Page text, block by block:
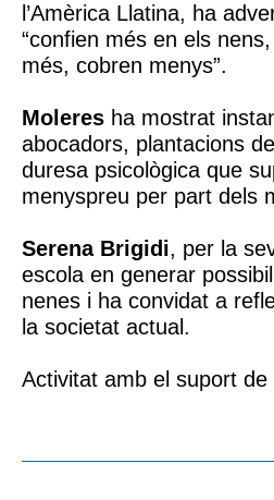
l’Amèrica Llatina, ha
“confien més en els
més, cobren menys”.
Moleres ha mostrat
abocadors, plantacions
duresa psicològica que
menyspreu per part dels
Serena Brigidi, per la
escola en generar
nenes i ha convidat a
la societat actual.
Activitat amb el suport de